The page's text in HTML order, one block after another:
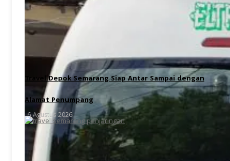
Travel Depok Semarang Siap Antar Sampai dengan
Alamat Penumpang
6 Agustus 2026